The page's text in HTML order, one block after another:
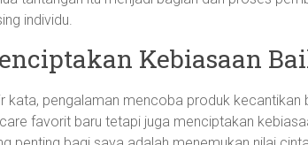
individu.
Kebiasaan
kata, pengalaman mencoba produk
favorit baru tetapi juga menciptakan